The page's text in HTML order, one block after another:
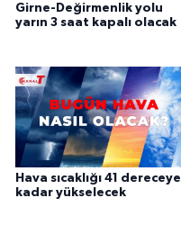
Girne-Değirmenlik yolu
yarın 3 saat kapalı olacak
Hava sıcaklığı 41 dereceye
kadar yükselecek